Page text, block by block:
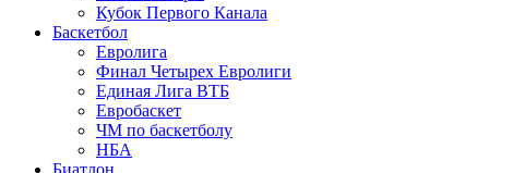
Кубок Первого Канала
Баскетбол
Евролига
Финал Четырех Евролиги
Единая Лига ВТБ
Евробаскет
ЧМ по баскетболу
НБА
Биатлон